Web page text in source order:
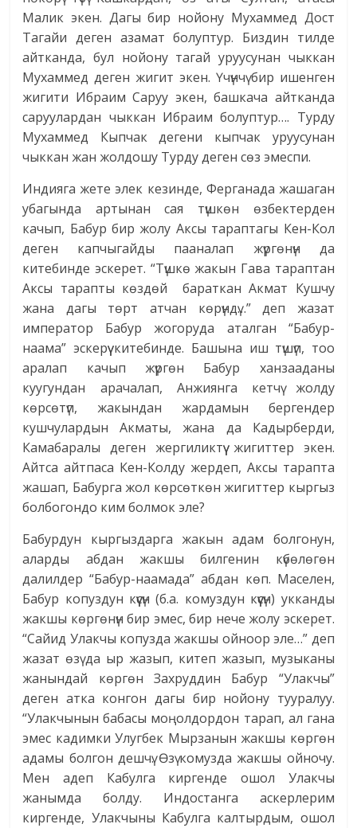
Малик экен. Дагы бир нойону Мухаммед Дост
Тагайи деген азамат болуптур. Биздин тилде
айтканда, бул нойону тагай уруусунан чыккан
Мухаммед деген жигит экен. Үчүнчү бир ишенген
жигити Ибраим Саруу экен, башкача айтканда
саруулардан чыккан Ибраим болуптур…. Турду
Мухаммед Кыпчак дегени кыпчак уруусунан
чыккан жан жолдошу Турду деген сөз эмеспи.
Индияга жете элек кезинде, Ферганада жашаган
убагында артынан сая түшкөн өзбектерден
качып, Бабур бир жолу Аксы тараптагы Кен-Кол
деген капчыгайды пааналап жүргөнүн да
китебинде эскерет. “Түшкө жакын Гава тараптан
Аксы тарапты көздөй бараткан Акмат Кушчу
жана дагы төрт атчан көрүндү…” деп жазат
император Бабур жогоруда аталган “Бабур-
наама” эскерүү китебинде. Башына иш түшүп, тоо
аралап качып жүргөн Бабур ханзааданы
куугундан арачалап, Анжиянга кетчү жолду
көрсөтүп, жакындан жардамын бергендер
кушчулардын Акматы, жана да Кадырберди,
Камабаралы деген жергиликтүү жигиттер экен.
Айтса айтпаса Кен-Колду жердеп, Аксы тарапта
жашап, Бабурга жол көрсөткөн жигиттер кыргыз
болбогондо ким болмок эле?
Бабурдун кыргыздарга жакын адам болгонун,
аларды абдан жакшы билгенин күбөлөгөн
далилдер “Бабур-наамада” абдан көп. Маселен,
Бабур копуздун күүсүн (б.а. комуздун күүсүн) укканды
жакшы көргөнүн бир эмес, бир нече жолу эскерет.
“Сайид Улакчы копузда жакшы ойноор эле…” деп
жазат өзү да ыр жазып, китеп жазып, музыканы
жанындай көргөн Захруддин Бабур “Улакчы”
деген атка конгон дагы бир нойону тууралуу.
“Улакчынын бабасы моңолдордон тарап, ал гана
эмес кадимки Улугбек Мырзанын жакшы көргөн
адамы болгон дешчү. Өзү комузда жакшы ойночу.
Мен адеп Кабулга киргенде ошол Улакчы
жанымда болду. Индостанга аскерлерим
киргенде, Улакчыны Кабулга калтырдым, ошол